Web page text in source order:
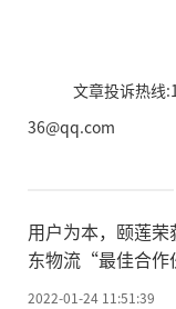
文章投诉热线
36@qq.com
用户为本，颐莲
东物流“最佳合作
2022-01-24 11:51:39